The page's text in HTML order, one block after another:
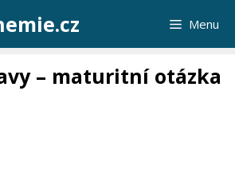
Menu
– maturitní otázka